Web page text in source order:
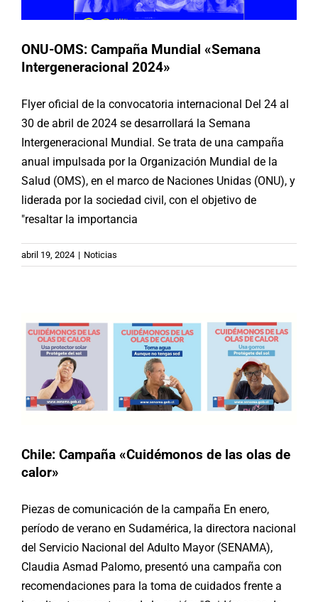
ONU-OMS: Campaña Mundial «Semana
Intergeneracional 2024»
Flyer oficial de la convocatoria internacional Del 24 al
30 de abril de 2024 se desarrollará la Semana
Intergeneracional Mundial. Se trata de una campaña
anual impulsada por la Organización Mundial de la
Salud (OMS), en el marco de Naciones Unidas (ONU), y
liderada por la sociedad civil, con el objetivo de
"resaltar la importancia
abril 19, 2024 | Noticias
Chile: Campaña «Cuidémonos de las
Chile: Campaña «Cuidémonos de las olas de
calor»
Piezas de comunicación de la campaña En enero,
período de verano en Sudamérica, la directora nacional
del Servicio Nacional del Adulto Mayor (SENAMA),
Claudia Asmad Palomo, presentó una campaña con
recomendaciones para la toma de cuidados frente a